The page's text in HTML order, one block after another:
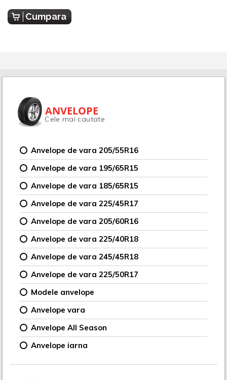
Cumpara
ANVELOPE
Cele mai cautate
Anvelope de vara 205/55R16
Anvelope de vara 195/65R15
Anvelope de vara 185/65R15
Anvelope de vara 225/45R17
Anvelope de vara 205/60R16
Anvelope de vara 225/40R18
Anvelope de vara 245/45R18
Anvelope de vara 225/50R17
Modele anvelope
Anvelope vara
Anvelope All Season
Anvelope iarna